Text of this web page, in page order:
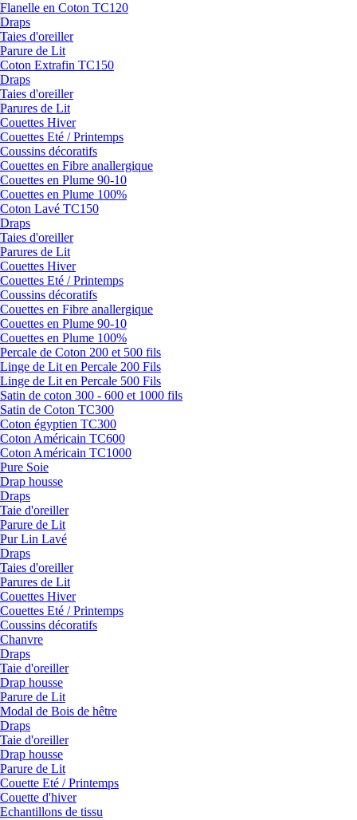
Flanelle en Coton TC120
Draps
Taies d'oreiller
Parure de Lit
Coton Extrafin TC150
Draps
Taies d'oreiller
Parures de Lit
Couettes Hiver
Couettes Eté / Printemps
Coussins décoratifs
Couettes en Fibre anallergique
Couettes en Plume 90-10
Couettes en Plume 100%
Coton Lavé TC150
Draps
Taies d'oreiller
Parures de Lit
Couettes Hiver
Couettes Eté / Printemps
Coussins décoratifs
Couettes en Fibre anallergique
Couettes en Plume 90-10
Couettes en Plume 100%
Percale de Coton 200 et 500 fils
Linge de Lit en Percale 200 Fils
Linge de Lit en Percale 500 Fils
Satin de coton 300 - 600 et 1000 fils
Satin de Coton TC300
Coton égyptien TC300
Coton Américain TC600
Coton Américain TC1000
Pure Soie
Drap housse
Draps
Taie d'oreiller
Parure de Lit
Pur Lin Lavé
Draps
Taies d'oreiller
Parures de Lit
Couettes Hiver
Couettes Eté / Printemps
Coussins décoratifs
Chanvre
Draps
Taie d'oreiller
Drap housse
Parure de Lit
Modal de Bois de hêtre
Draps
Taie d'oreiller
Drap housse
Parure de Lit
Couette Eté / Printemps
Couette d'hiver
Echantillons de tissu